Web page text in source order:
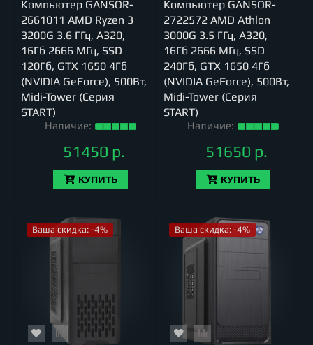
Компьютер GANSOR-
2661011 AMD Ryzen 3
3200G 3.6 ГГц, A320,
16Гб 2666 МГц, SSD
120Гб, GTX 1650 4Гб
(NVIDIA GeForce), 500Вт,
Midi-Tower (Серия
START)
Наличие:
51450 р.
КУПИТЬ
Компьютер GANSOR-
2722572 AMD Athlon
3000G 3.5 ГГц, A320,
16Гб 2666 МГц, SSD
240Гб, GTX 1650 4Гб
(NVIDIA GeForce), 500Вт,
Midi-Tower (Серия
START)
Наличие:
51650 р.
КУПИТЬ
Ваша скидка: -4% Ваша скидка: -4%